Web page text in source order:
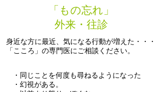
「もの忘れ」
外来・往診
身近な方に最近、気になる行動が増えた・・・
「こころ」の専門医にご相談ください。
・同じことを何度も尋ねるようになった
・幻視がある。